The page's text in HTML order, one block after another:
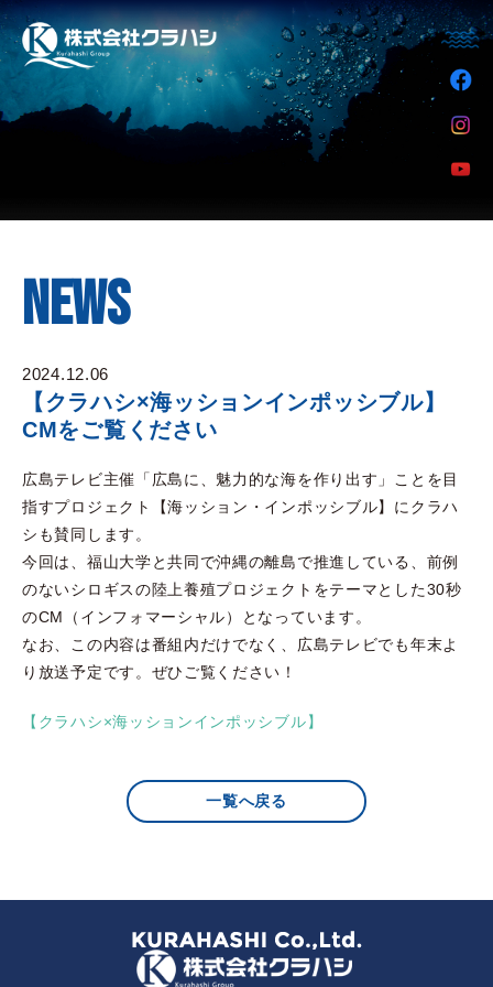
NEWS
2024.12.06
【クラハシ×海ッションインポッシブル】
CMをご覧ください
広島テレビ主催「広島に、魅力的な海を作り出す」ことを目
指すプロジェクト【海ッション・インポッシブル】にクラハ
シも賛同します。
今回は、福山大学と共同で沖縄の離島で推進している、前例
のないシロギスの陸上養殖プロジェクトをテーマとした30秒
のCM（インフォマーシャル）となっています。
なお、この内容は番組内だけでなく、広島テレビでも年末よ
り放送予定です。ぜひご覧ください！
【クラハシ×海ッションインポッシブル】
一覧へ戻る